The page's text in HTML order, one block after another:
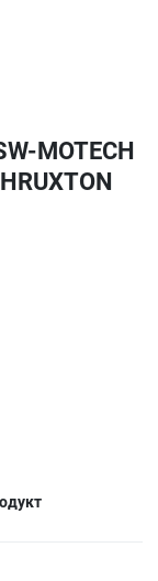
MOTECH